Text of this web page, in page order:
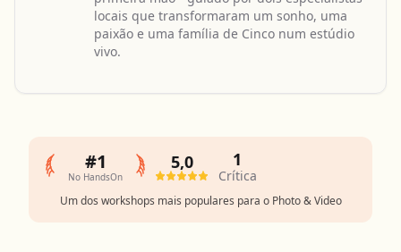
locais que transformaram um sonho, uma
paixão e uma família de Cinco num estúdio
vivo.
#1
No HandsOn
Um dos workshops mais populares para o Photo & Video
5,0 1
Crítica